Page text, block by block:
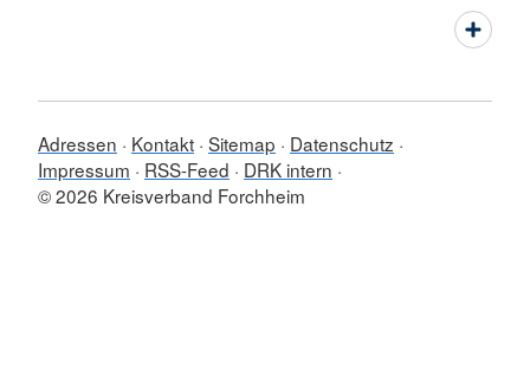
Adressen Kontakt Sitemap
Datenschutz
Impressum
RSS-Feed
DRK intern
© 2026 Kreisverband Forchheim